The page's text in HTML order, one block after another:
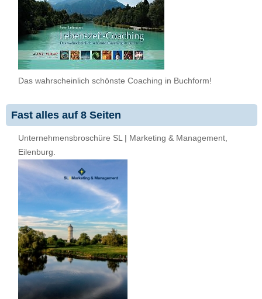
Das wahrscheinlich schönste Coaching in Buchform!
Fast alles auf 8 Seiten
Unternehmensbroschüre SL | Marketing & Management,
Eilenburg.